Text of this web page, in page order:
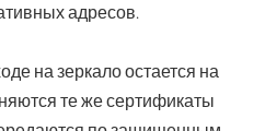
адресов.
на зеркало остается на
те же сертификаты